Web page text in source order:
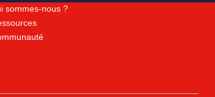
sommes-nous ?